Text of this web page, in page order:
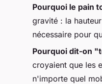
Pourquoi le pain
gravité : la
nécessaire pour
Pourquoi dit-on
croyaient que les
n'importe quel